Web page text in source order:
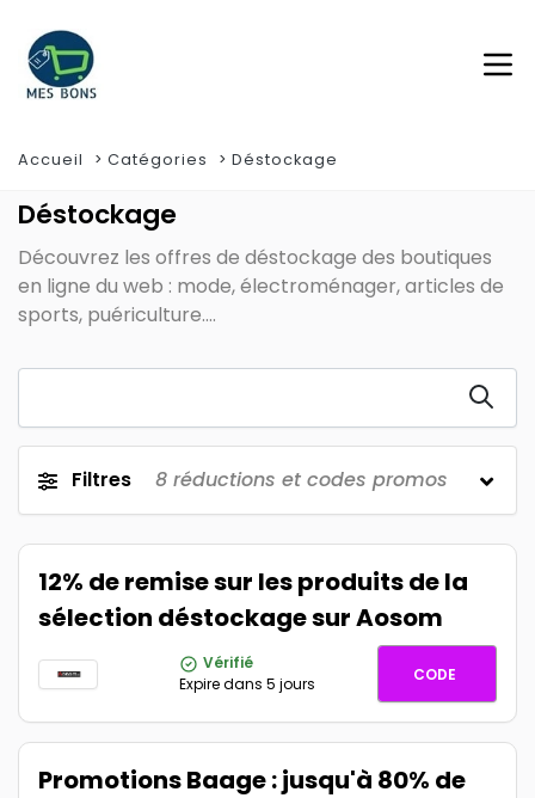
Accueil Catégories Déstockage
Déstockage
Découvrez les offres de déstockage des boutiques
en ligne du web : mode, électroménager, articles de
sports, puériculture....
Filtres 8 réductions et codes promos
12% de remise sur les produits de la
sélection déstockage sur Aosom
Vérifié
Expire dans 5 jours
ETE12
CODE
Promotions Baage : jusqu'à 80% de